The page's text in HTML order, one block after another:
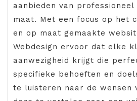
aanbieden van professioneel
maat. Met een focus op het
en op maat gemaakte
Webdesign ervoor dat elke
aanwezigheid krijgt die
specifieke behoeften en
te luisteren naar de wensen